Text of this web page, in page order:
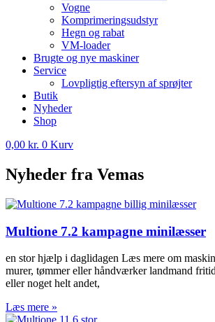
Vogne
Komprimeringsudstyr
Hegn og rabat
VM-loader
Brugte og nye maskiner
Service
Lovpligtig eftersyn af sprøjter
Butik
Nyheder
Shop
0,00 kr. 0 Kurv
Nyheder fra Vemas
Multione 7.2 kampagne minilæsser
en stor hjælp i daglidagen Læs mere om
murer, tømmer eller håndværker landmand
eller noget helt andet,
Læs mere »